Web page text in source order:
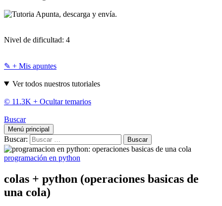
Apunta, descarga y envía.
Nivel de dificultad: 4
✎ + Mis apuntes
Ver todos nuestros tutoriales
© 11.3K + Ocultar temarios
Buscar
Menú principal
Buscar:
programación en python
colas + python (operaciones basicas de
una cola)